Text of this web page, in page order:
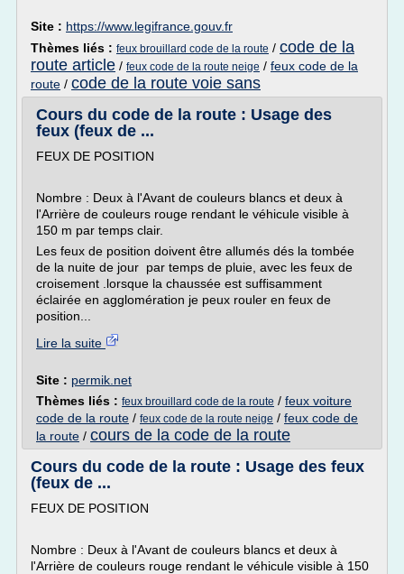
Site : https://www.legifrance.gouv.fr
Thèmes liés : feux brouillard code de la route / code de la
route article / feux code de la route neige / feux code de la
route / code de la route voie sans
Cours du code de la route : Usage des
feux (feux de ...
FEUX DE POSITION
Nombre : Deux à l'Avant de couleurs blancs et deux à
l'Arrière de couleurs rouge rendant le véhicule visible à
150 m par temps clair.
Les feux de position doivent être allumés dés la tombée
de la nuite de jour par temps de pluie, avec les feux de
croisement .lorsque la chaussée est suffisamment
éclairée en agglomération je peux rouler en feux de
position...
Lire la suite
Site : permik.net
Thèmes liés : feux brouillard code de la route / feux voiture
code de la route / feux code de la route neige / feux code de
la route / cours de la code de la route
Cours du code de la route : Usage des feux
(feux de ...
FEUX DE POSITION
Nombre : Deux à l'Avant de couleurs blancs et deux à
l'Arrière de couleurs rouge rendant le véhicule visible à 150